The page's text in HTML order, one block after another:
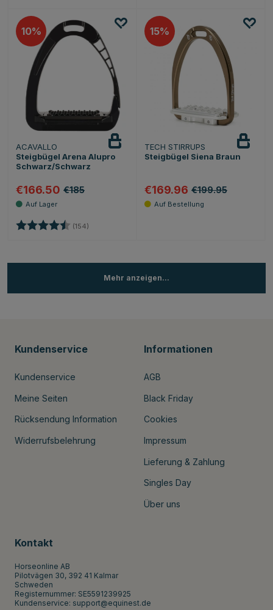
10
ACAVALLO
Steigbügel Arena Alupro
Schwarz/Schwarz
€166.50 €185
Bewertung: (154)
15
TECH STIRRUPS
Steigbügel Siena Braun
€169.96 €199.95
Mehr anzeigen...
Kundenservice
Kundenservice
Meine Seiten
Rücksendung Information
Widerrufsbelehrung
Informationen
AGB
Black Friday
Cookies
Impressum
Lieferung & Zahlung
Singles Day
Über uns
Kontakt
Horseonline AB
Pilotvägen 30, 392 41 Kalmar
Schweden
Registernummer: SE5591239925
Kundenservice: support@equinest.de